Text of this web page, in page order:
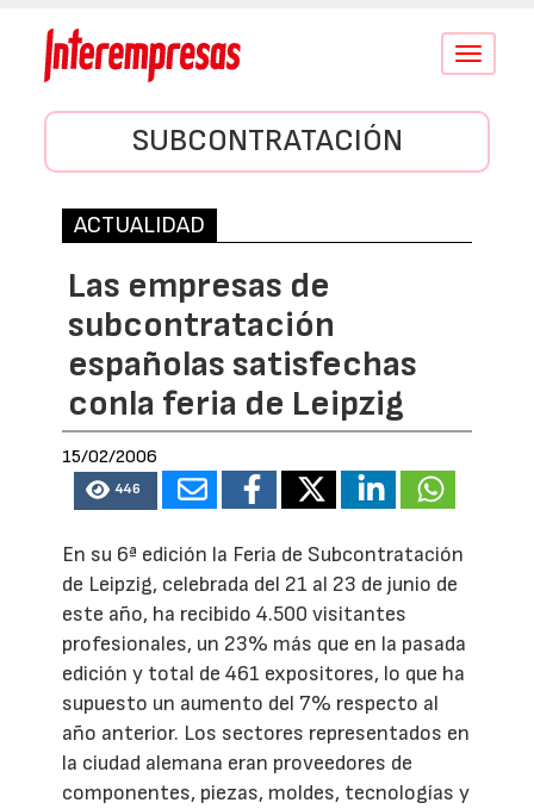
Conmutar
SUBCONTRATACIÓN
ACTUALIDAD
Las empresas de
subcontratación
españolas satisfechas
conla feria de Leipzig
15/02/2006
446
En su 6ª edición la Feria de Subcontratación
de Leipzig, celebrada del 21 al 23 de junio de
este año, ha recibido 4.500 visitantes
profesionales, un 23% más que en la pasada
edición y total de 461 expositores, lo que ha
supuesto un aumento del 7% respecto al
año anterior. Los sectores representados en
la ciudad alemana eran proveedores de
componentes, piezas, moldes, tecnologías y